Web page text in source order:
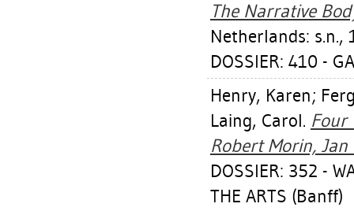
The Narrative
Netherlands: s.n.,
DOSSIER: 410 -
Henry, Karen;
Laing, Carol. Four
Robert Morin, Jan
DOSSIER: 352 -
THE ARTS (Banff)